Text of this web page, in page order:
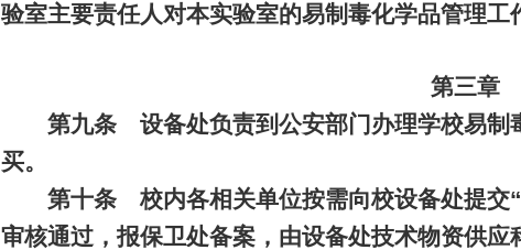
验室主要责任人对本实验室的易制毒化学品管理工
第三章
第九条 设备处负责到公安部门办理学校易制
买。
第十条 校内各相关单位按需向校设备处提交“
审核通过，报保卫处备案，由设备处技术物资供应